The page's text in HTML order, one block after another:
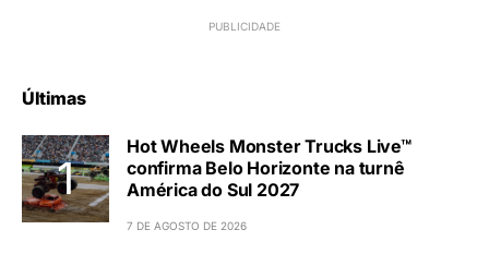
Últimas
Hot Wheels Monster Trucks Live™
confirma Belo Horizonte na turnê
América do Sul 2027
7 DE AGOSTO DE 2026